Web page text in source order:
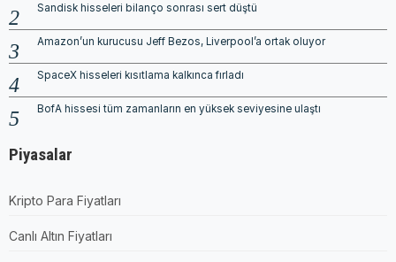
Sandisk hisseleri bilanço sonrası sert düştü
Amazon’un kurucusu Jeff Bezos, Liverpool’a ortak oluyor
SpaceX hisseleri kısıtlama kalkınca fırladı
BofA hissesi tüm zamanların en yüksek seviyesine ulaştı
Piyasalar
Kripto Para Fiyatları
Canlı Altın Fiyatları